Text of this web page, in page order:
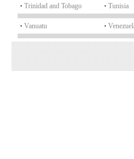
· Trinidad and Tobago · Tunisia
· Vanuatu ·